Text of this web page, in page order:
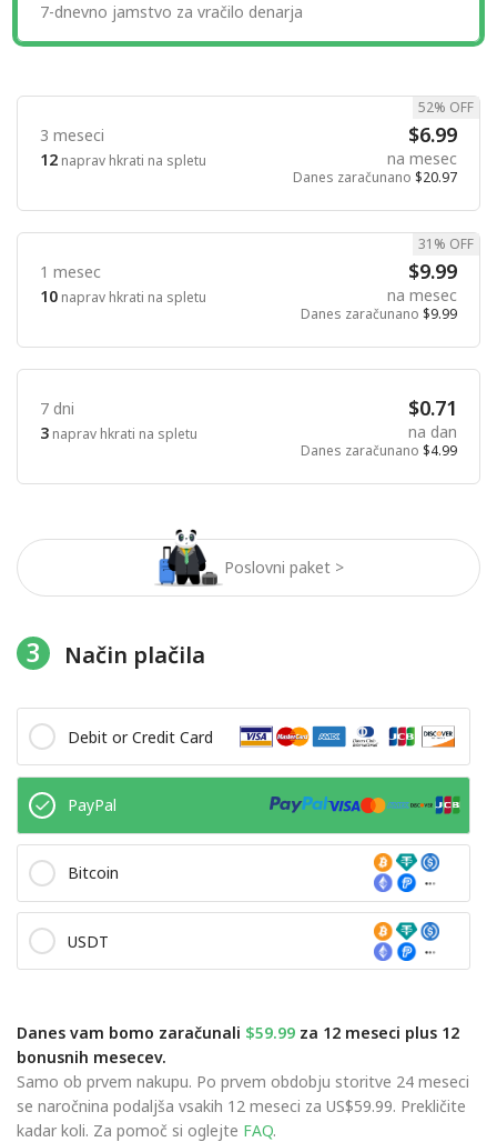
Poslovni paket >
7-dnevno jamstvo za vračilo denarja
3 meseci
12 naprav hkrati na spletu
$6.99
na mesec
Danes zaračunano $20.97
52% OFF
1 mesec
10 naprav hkrati na spletu
$9.99
na mesec
Danes zaračunano $9.99
31% OFF
7 dni
3 naprav hkrati na spletu
$0.71
na dan
Danes zaračunano $4.99
3 Način plačila
Debit or Credit Card
PayPal
Bitcoin
USDT
Danes vam bomo zaračunali $59.99 za 12 meseci plus 12
bonusnih mesecev.
Samo ob prvem nakupu. Po prvem obdobju storitve 24 meseci
se naročnina podaljša vsakih 12 meseci za US$59.99. Prekličite
kadar koli. Za pomoč si oglejte FAQ.